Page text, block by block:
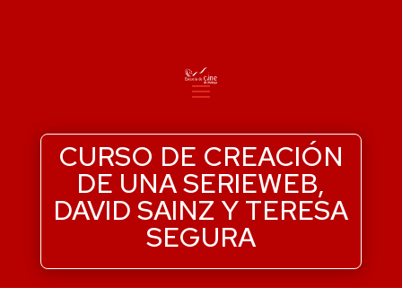
CURSO DE CREACIÓN
DE UNA SERIEWEB,
DAVID SAINZ Y TERESA
SEGURA